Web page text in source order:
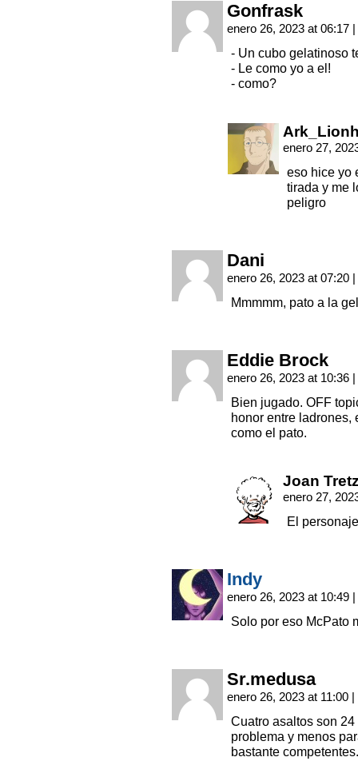
Gonfrask
enero 26, 2023 at 06:17 |
- Un cubo gelatinoso
- Le como yo a el!
- como?
enero 27,
eso hice yo
tirada y me
peligro
Dani
enero 26, 2023 at 07:20 |
Mmmmm, pato a la
Eddie Brock
enero 26, 2023 at 10:36 |
Bien jugado. OFF
honor entre ladrones,
como el pato.
Joan
enero 27,
El
Indy
enero 26, 2023 at 10:49 |
Solo por eso McPato
Sr.medusa
enero 26, 2023 at 11:00 |
Cuatro asaltos son
problema y menos
bastante competentes.